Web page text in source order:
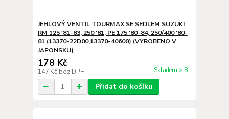
JEHLOVÝ VENTIL TOURMAX SE SEDLEM SUZUKI
RM 125 '81-83, 250 '81, PE 175 '80-84, 250/400 '80-
81 (13370-22D00,13370-40600) (VYROBENO V
JAPONSKU)
178 Kč
147 Kč bez DPH Skladem > 8
Přidat do košíku